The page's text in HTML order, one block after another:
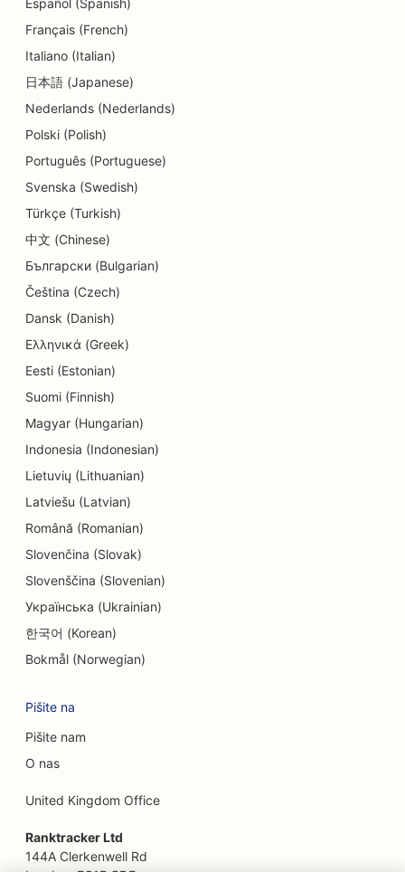
SEO za zobozdravstvene klinike
SEO za Delis
SEO za restavracije
SEO za trgovine s podrobnostmi
SEO za trgovine s krofki
SEO za storitve izobraževanja in otroškega
SEO za kemične čistilnice
SEO za električarje
SEO za trgovine z elektroniko
SEO za endodontiste
SEO za zabavo in rekreacijo
SEO za inženirska podjetja
EO za etnične restavracije
SEO za storitve Facelift
SEO za družinske restavracije
SEO za restavracije Farm-to-Table
SEO za fine dining restavracije
SEO za restavracije s hitro prehrano
SEO za cvetličarje
SEO za živilske dvorane
Español (Spanish)
Français (French)
Italiano (Italian)
日本語 (Japanese)
Nederlands (Nederlands)
Polski (Polish)
Português (Portuguese)
Svenska (Swedish)
Türkçe (Turkish)
中文 (Chinese)
Български (Bulgarian)
Čeština (Czech)
Dansk (Danish)
Ελληνικά (Greek)
Eesti (Estonian)
Suomi (Finnish)
Magyar (Hungarian)
Indonesia (Indonesian)
Lietuvių (Lithuanian)
Latviešu (Latvian)
Română (Romanian)
Slovenčina (Slovak)
Slovenščina (Slovenian)
Українська (Ukrainian)
한국어 (Korean)
Bokmål (Norwegian)
Pišite na
Pišite nam
O nas
United Kingdom Office
Ranktracker Ltd
144A Clerkenwell Rd